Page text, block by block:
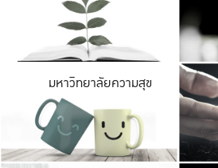
มหาวิทยาลัยความสุข